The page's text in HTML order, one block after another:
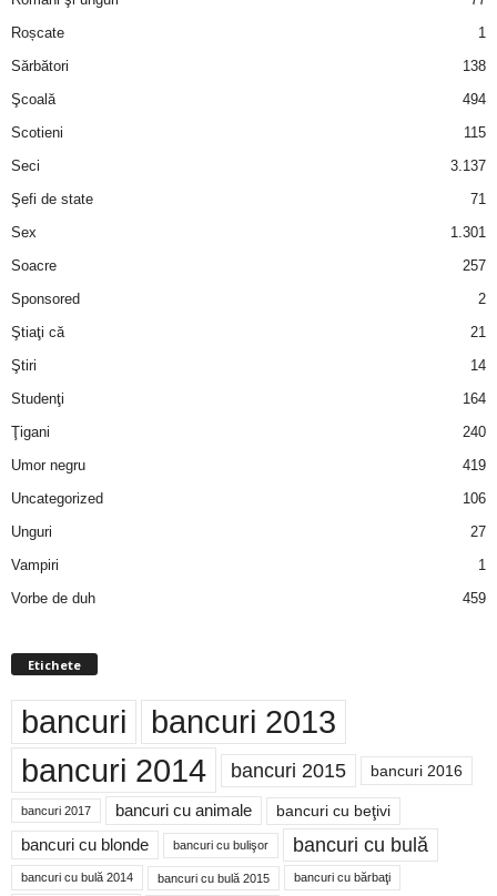
Roșcate
1
Sărbători
138
Şcoală
494
Scotieni
115
Seci
3.137
Şefi de state
71
Sex
1.301
Soacre
257
Sponsored
2
Ştiaţi că
21
Ştiri
14
Studenţi
164
Ţigani
240
Umor negru
419
Uncategorized
106
Unguri
27
Vampiri
1
Vorbe de duh
459
Etichete
bancuri bancuri 2013
bancuri 2014 bancuri 2015 bancuri 2016
bancuri 2017 bancuri cu animale bancuri cu beţivi
bancuri cu blonde bancuri cu bulişor bancuri cu bulă
bancuri cu bulă 2014 bancuri cu bulă 2015 bancuri cu bărbaţi